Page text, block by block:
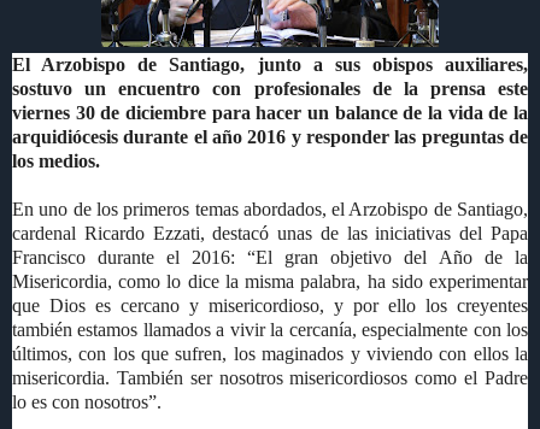
El Arzobispo de Santiago, junto a sus obispos auxiliares,
sostuvo un encuentro con profesionales de la prensa este
viernes 30 de diciembre para hacer un balance de la vida de la
arquidiócesis durante el año 2016 y responder las preguntas de
los medios.
En uno de los primeros temas abordados, el Arzobispo de Santiago,
cardenal Ricardo Ezzati, destacó unas de las iniciativas del Papa
Francisco durante el 2016: “El gran objetivo del Año de la
Misericordia, como lo dice la misma palabra, ha sido experimentar
que Dios es cercano y misericordioso, y por ello los creyentes
también estamos llamados a vivir la cercanía, especialmente con los
últimos, con los que sufren, los maginados y viviendo con ellos la
misericordia. También ser nosotros misericordiosos como el Padre
lo es con nosotros”.